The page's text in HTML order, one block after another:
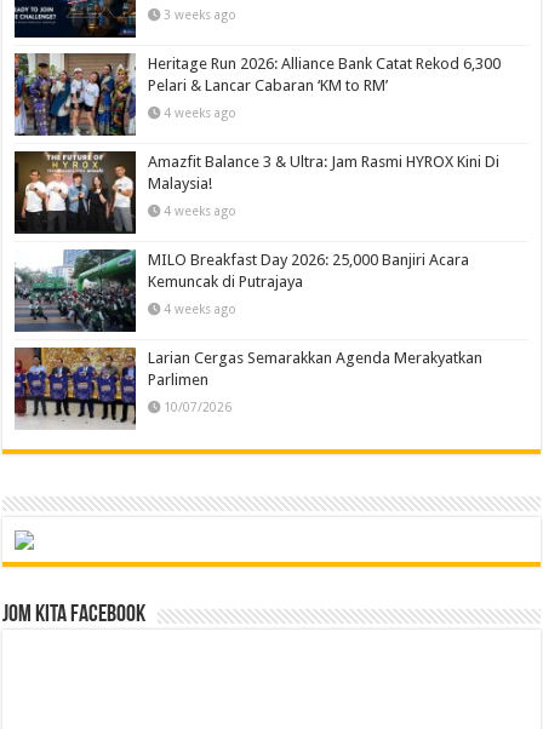
3 weeks ago
Heritage Run 2026: Alliance Bank Catat Rekod 6,300
Pelari & Lancar Cabaran ‘KM to RM’
4 weeks ago
Amazfit Balance 3 & Ultra: Jam Rasmi HYROX Kini Di
Malaysia!
4 weeks ago
MILO Breakfast Day 2026: 25,000 Banjiri Acara
Kemuncak di Putrajaya
4 weeks ago
Larian Cergas Semarakkan Agenda Merakyatkan
Parlimen
10/07/2026
Jom Kita Facebook